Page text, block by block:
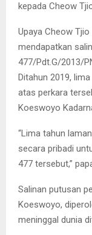
kepada Cheow
Upaya Cheow
mendapatkan
477/Pdt.G/2013/
Ditahun 2019,
atas perkara
Koeswoyo
“Lima tahun
secara pribadi
477 tersebut,”
Salinan putusan
Koeswoyo,
meninggal dunia
Cheow Tjio